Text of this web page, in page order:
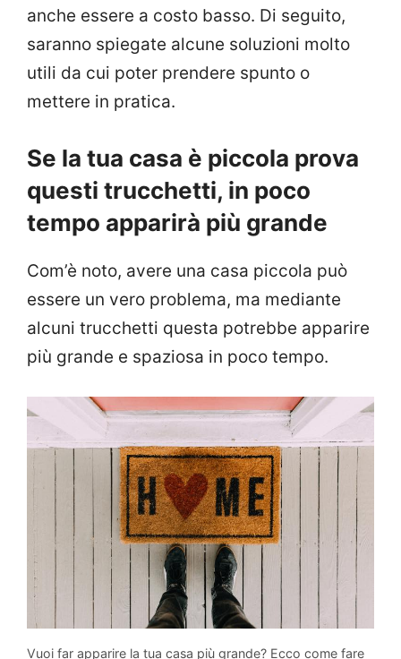
anche essere a costo basso. Di seguito,
saranno spiegate alcune soluzioni molto
utili da cui poter prendere spunto o
mettere in pratica.
Se la tua casa è piccola prova
questi trucchetti, in poco
tempo apparirà più grande
Com’è noto, avere una casa piccola può
essere un vero problema, ma mediante
alcuni trucchetti questa potrebbe apparire
più grande e spaziosa in poco tempo.
Vuoi far apparire la tua casa più grande? Ecco come fare